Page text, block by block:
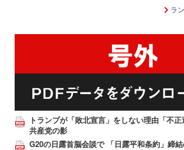
ラ
トランプが「敗北宣言」をしない理由「不
共産党の影
G20の日露首脳会談で 「日露平和条約」締